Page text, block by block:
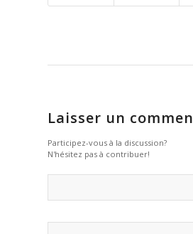
Laisser un
Participez-vous à la discussion?
N'hésitez pas à contribuer!